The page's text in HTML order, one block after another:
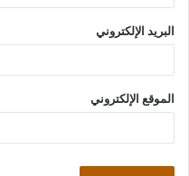
البريد الإلكتروني
الموقع الإلكتروني